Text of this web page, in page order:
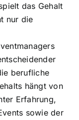
das Gehalt
nur die
berufliche
hängt von
Erfahrung,
sowie der